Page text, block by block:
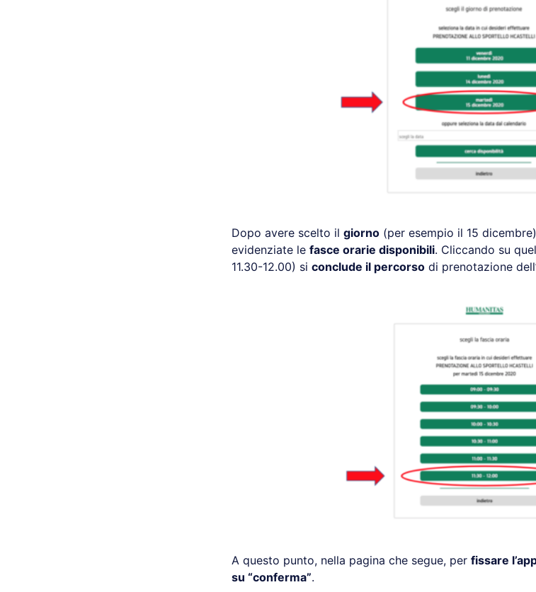
Dopo avere scelto il giorno (per esempio il 15
evidenziate le fasce orarie disponibili. Cliccando su
11.30-12.00) si conclude il percorso di prenotazione
A questo punto, nella pagina che segue, per fissare
su “conferma”.